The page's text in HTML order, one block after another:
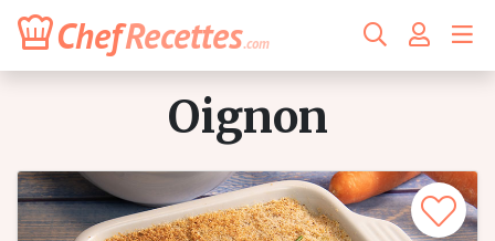
ChefRecettes.com
oignon